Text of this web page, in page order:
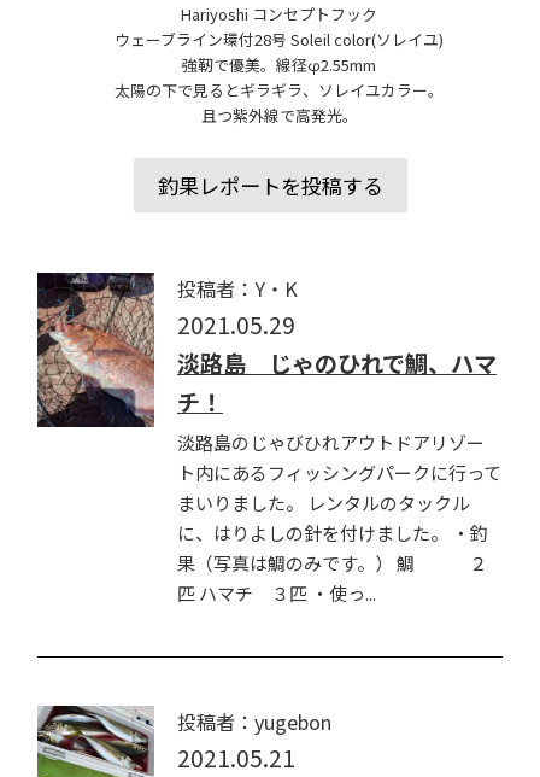
Hariyoshi コンセプトフック
ウェーブライン環付28号 Soleil color(ソレイユ)
強靭で優美。線径φ2.55mm
太陽の下で見るとギラギラ、ソレイユカラー。
且つ紫外線で高発光。
釣果レポートを投稿する
投稿者：Y・K
2021.05.29
淡路島 じゃのひれで鯛、ハマ
チ！
淡路島のじゃびひれアウトドアリゾー
ト内にあるフィッシングパークに行って
まいりました。 レンタルのタックル
に、はりよしの針を付けました。 ・釣
果（写真は鯛のみです。） 鯛 ２
匹 ハマチ ３匹 ・使っ...
投稿者：yugebon
2021.05.21